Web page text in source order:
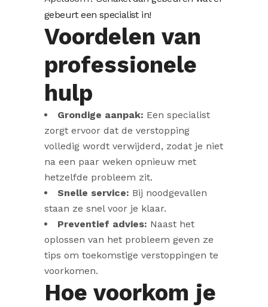
gebeurt een specialist in!
Voordelen van
professionele
hulp
Grondige aanpak: Een specialist
zorgt ervoor dat de verstopping
volledig wordt verwijderd, zodat je niet
na een paar weken opnieuw met
hetzelfde probleem zit.
Snelle service: Bij noodgevallen
staan ze snel voor je klaar.
Preventief advies: Naast het
oplossen van het probleem geven ze
tips om toekomstige verstoppingen te
voorkomen.
Hoe voorkom je